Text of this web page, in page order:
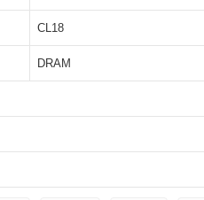
CL18
DRAM